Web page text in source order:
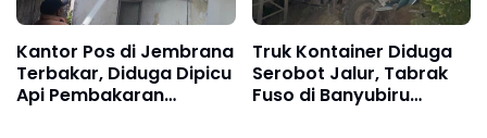
Kantor Pos di Jembrana
Terbakar, Diduga Dipicu
Api Pembakaran
Truk Kontainer Diduga
Serobot Jalur, Tabrak
Fuso di Banyubiru